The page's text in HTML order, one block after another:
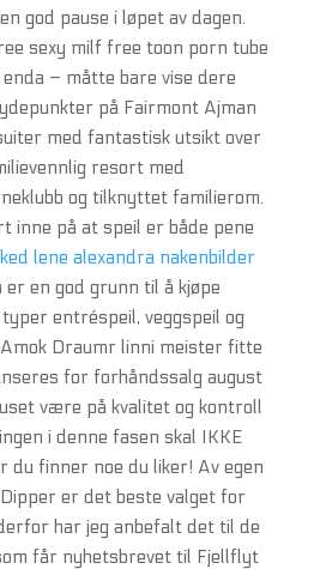
god pause i løpet av dagen.
sexy milf free toon porn tube
– måtte bare vise dere
på Fairmont Ajman
med fantastisk utsikt over
resort med
og tilknyttet familierom.
inne på at speil er både pene
lene alexandra nakenbilder
er en god grunn til å kjøpe
entréspeil, veggspeil og
Draumr linni meister fitte
for forhåndssalg august
være på kvalitet og kontroll
i denne fasen skal IKKE
du finner noe du liker! Av egen
er det beste valget for
har jeg anbefalt det til de
får nyhetsbrevet til Fjellflyt